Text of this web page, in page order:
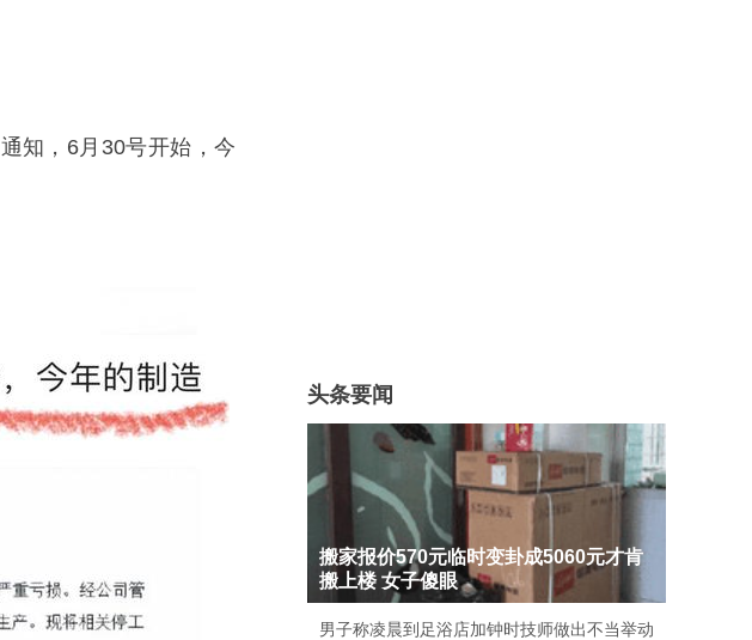
知，6月30号开始，今
头条要闻
搬家报价570元临时变卦成5060元才肯
搬上楼 女子傻眼
男子称凌晨到足浴店加钟时技师做出不当举动